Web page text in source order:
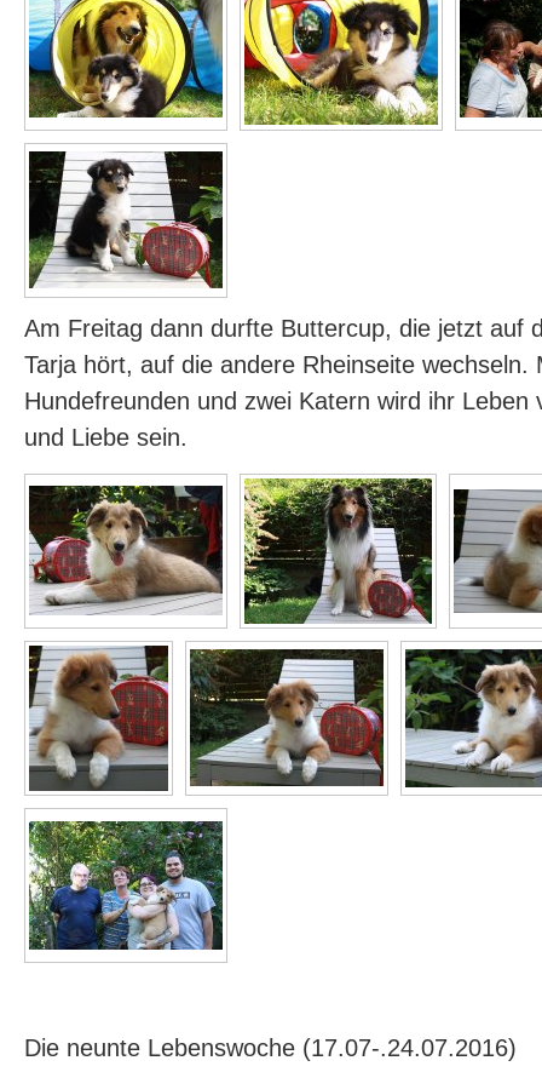
Am Freitag dann durfte Buttercup, die jetzt auf
Tarja hört, auf die andere Rheinseite wechseln.
Hundefreunden und zwei Katern wird ihr Leben
und Liebe sein.
Die neunte Lebenswoche (17.07-.24.07.2016)